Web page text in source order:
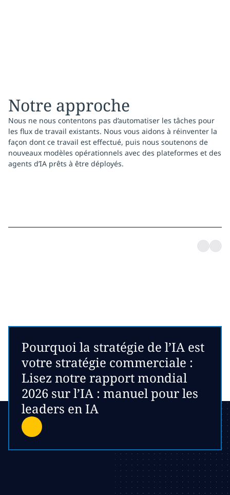
Notre approche
Nous ne nous contentons pas d’automatiser les tâches pour
les flux de travail existants. Nous vous aidons à réinventer la
façon dont ce travail est effectué, puis nous soutenons de
nouveaux modèles opérationnels avec des plateformes et des
agents d’IA prêts à être déployés.
Pourquoi la stratégie de l’IA est
votre stratégie commerciale :
Lisez notre rapport mondial
2026 sur l’IA : manuel pour les
leaders en IA